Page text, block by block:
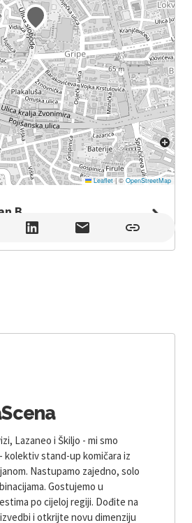
Leaflet |© OpenStreetMap
B
Lazaneo i Škiljo - mi smo
kolektiv stand-up komičara iz
Nastupamo zajedno, solo
Gostujemo u
po cijeloj regiji. Dođite na
i otkrijte novu dimenziju